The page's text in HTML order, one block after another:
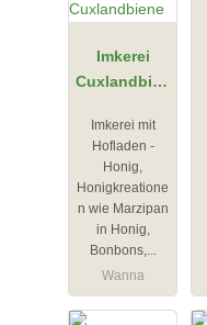
Imkerei
Cuxlandbien
Imkerei mit
Hofladen -
Honig,
Honigkreatione
n wie Marzipan
in Honig,
Bonbons,...
Wanna